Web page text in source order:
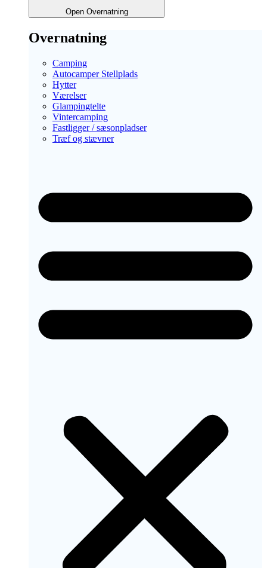
Open Overnatning
Overnatning
Camping
Autocamper Stellplads
Hytter
Værelser
Glampingtelte
Vintercamping
Fastligger / sæsonpladser
Træf og stævner